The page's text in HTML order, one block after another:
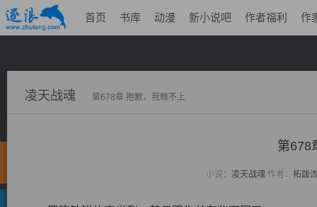
首页 书库 动漫 新小说吧 作者福利 作
凌天战魂 第678章 抱歉，我瞧不上
第678
小说： 凌天战魂作者： 拓跋